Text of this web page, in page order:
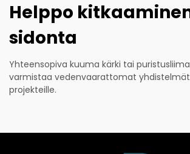
Helppo
sidonta
Yhteensopiva kuuma kärki tai
varmistaa vedenvaarattomat yhdistelmät
projekteille.